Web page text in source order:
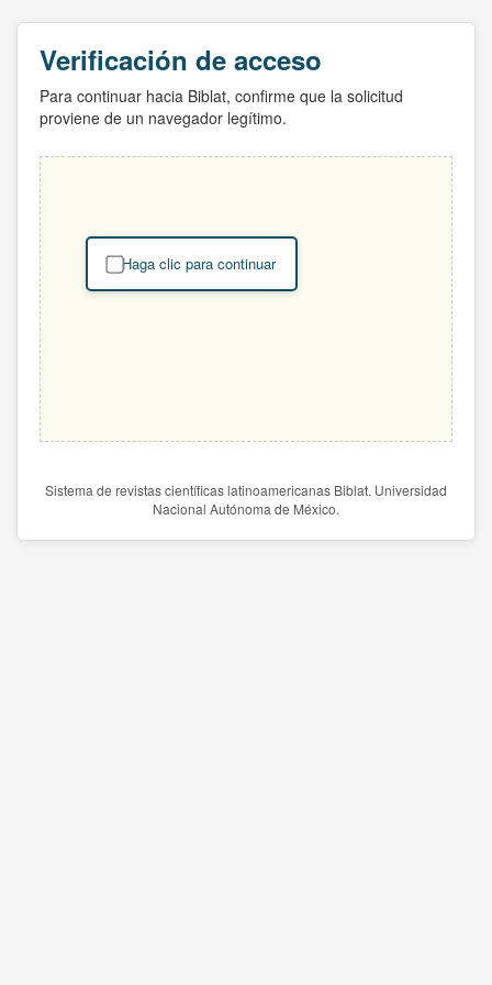
Verificación de acceso
Para continuar hacia Biblat, confirme que la solicitud
proviene de un navegador legítimo.
Haga clic para continuar
Sistema de revistas científicas latinoamericanas Biblat. Universidad
Nacional Autónoma de México.